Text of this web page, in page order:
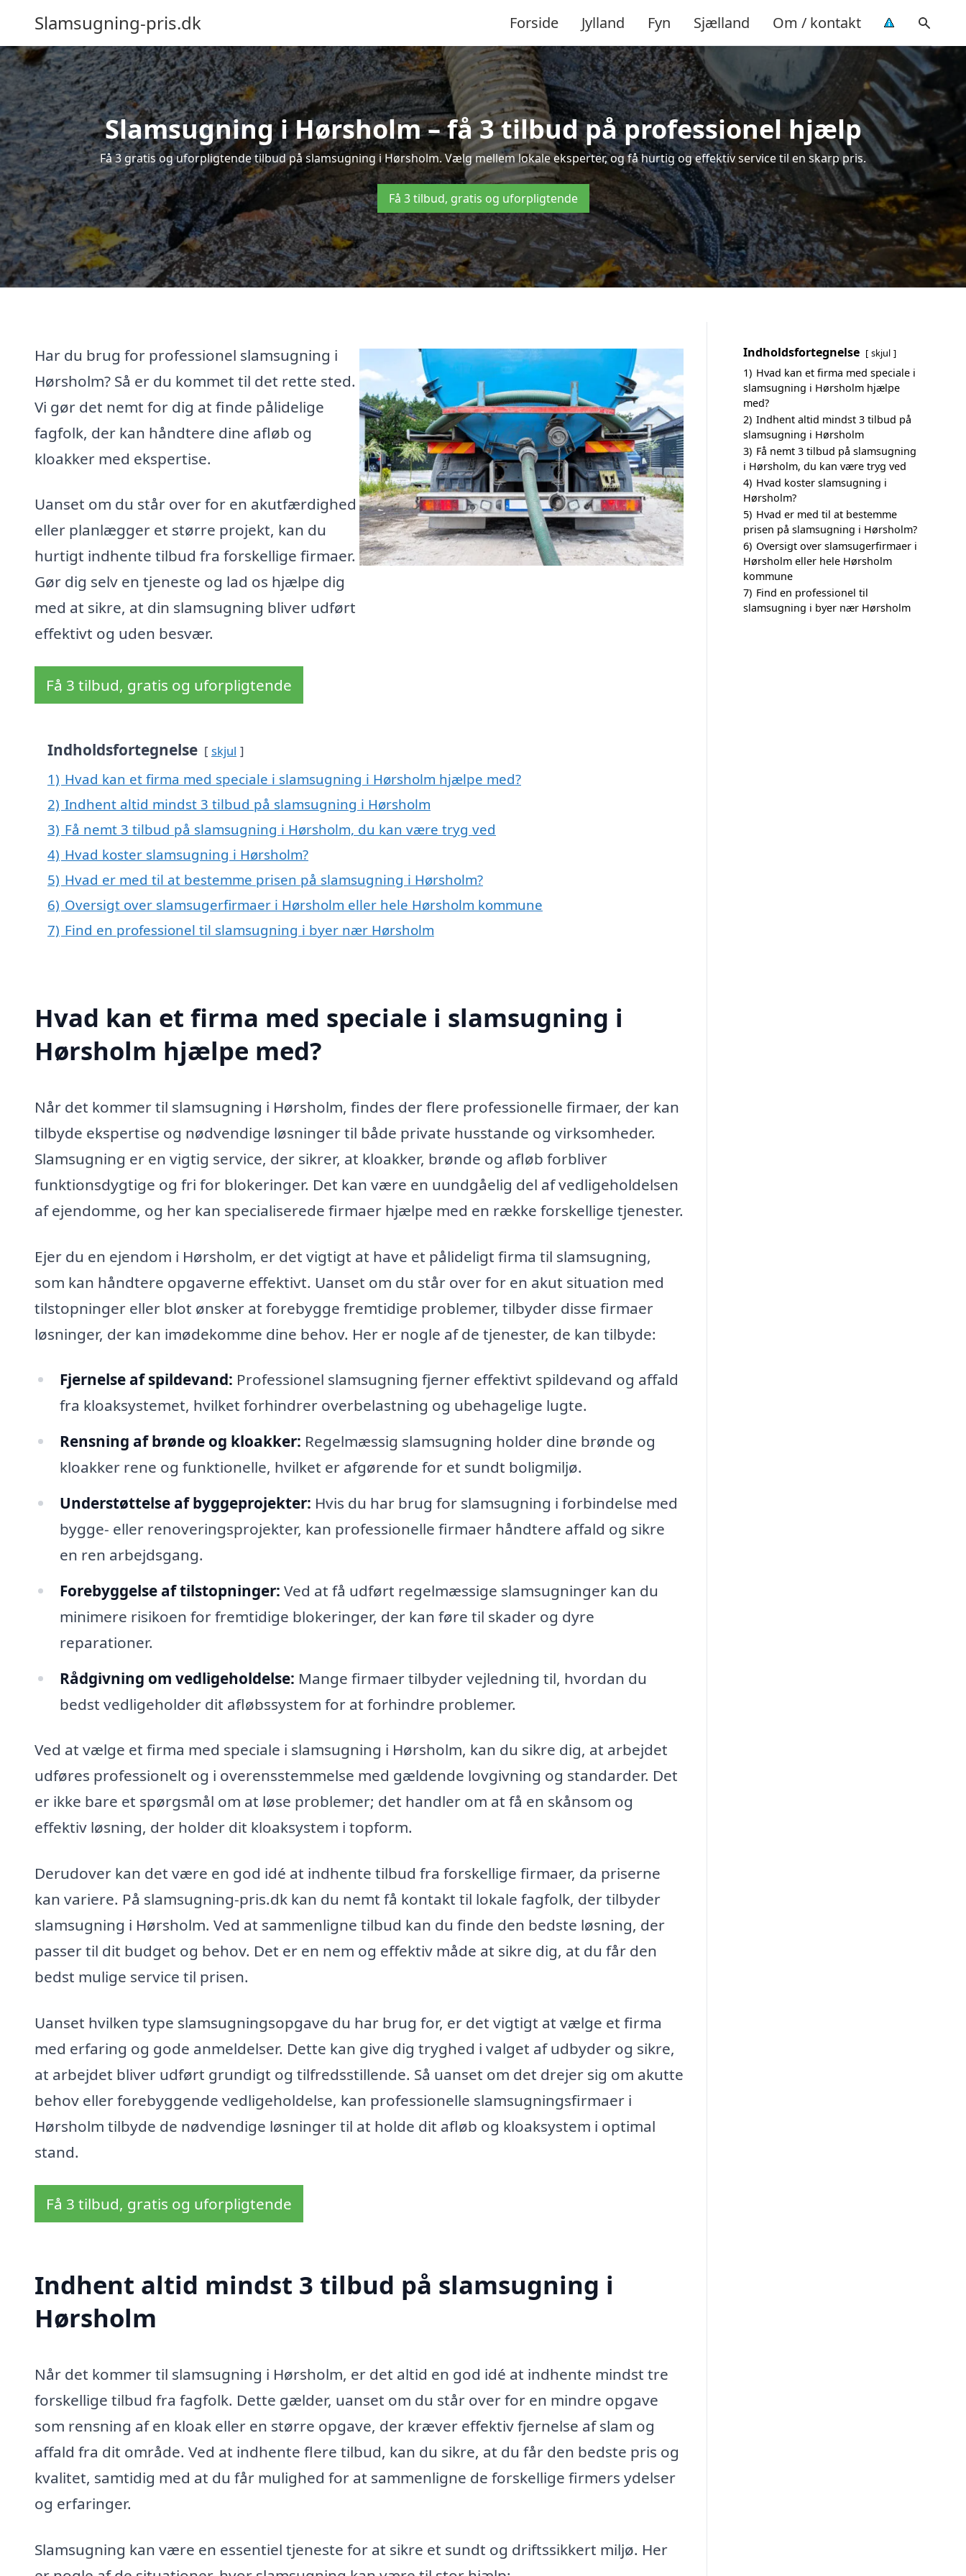
Slamsugning-pris.dk Forside Jylland Fyn Sjælland Om / kontakt
Slamsugning i Hørsholm – få 3 tilbud på professionel hjælp
Få 3 gratis og uforpligtende tilbud på slamsugning i Hørsholm. Vælg mellem lokale eksperter, og få hurtig og effektiv service til en skarp pris.
Få 3 tilbud, gratis og uforpligtende
Har du brug for professionel slamsugning i
Hørsholm? Så er du kommet til det rette sted.
Vi gør det nemt for dig at finde pålidelige
fagfolk, der kan håndtere dine afløb og
kloakker med ekspertise.
Uanset om du står over for en akutfærdighed
eller planlægger et større projekt, kan du
hurtigt indhente tilbud fra forskellige firmaer.
Gør dig selv en tjeneste og lad os hjælpe dig
med at sikre, at din slamsugning bliver udført
effektivt og uden besvær.
Få 3 tilbud, gratis og uforpligtende
Indholdsfortegnelse skjul
1) Hvad kan et firma med speciale i slamsugning i Hørsholm hjælpe med?
2) Indhent altid mindst 3 tilbud på slamsugning i Hørsholm
3) Få nemt 3 tilbud på slamsugning i Hørsholm, du kan være tryg ved
4) Hvad koster slamsugning i Hørsholm?
5) Hvad er med til at bestemme prisen på slamsugning i Hørsholm?
6) Oversigt over slamsugerfirmaer i Hørsholm eller hele Hørsholm kommune
7) Find en professionel til slamsugning i byer nær Hørsholm
Hvad kan et firma med speciale i slamsugning i
Hørsholm hjælpe med?
Når det kommer til slamsugning i Hørsholm, findes der flere professionelle firmaer, der kan
tilbyde ekspertise og nødvendige løsninger til både private husstande og virksomheder.
Slamsugning er en vigtig service, der sikrer, at kloakker, brønde og afløb forbliver
funktionsdygtige og fri for blokeringer. Det kan være en uundgåelig del af vedligeholdelsen
af ejendomme, og her kan specialiserede firmaer hjælpe med en række forskellige tjenester.
Ejer du en ejendom i Hørsholm, er det vigtigt at have et pålideligt firma til slamsugning,
som kan håndtere opgaverne effektivt. Uanset om du står over for en akut situation med
tilstopninger eller blot ønsker at forebygge fremtidige problemer, tilbyder disse firmaer
løsninger, der kan imødekomme dine behov. Her er nogle af de tjenester, de kan tilbyde:
Fjernelse af spildevand: Professionel slamsugning fjerner effektivt spildevand og affald
fra kloaksystemet, hvilket forhindrer overbelastning og ubehagelige lugte.
Rensning af brønde og kloakker: Regelmæssig slamsugning holder dine brønde og
kloakker rene og funktionelle, hvilket er afgørende for et sundt boligmiljø.
Understøttelse af byggeprojekter: Hvis du har brug for slamsugning i forbindelse med
bygge- eller renoveringsprojekter, kan professionelle firmaer håndtere affald og sikre
en ren arbejdsgang.
Forebyggelse af tilstopninger: Ved at få udført regelmæssige slamsugninger kan du
minimere risikoen for fremtidige blokeringer, der kan føre til skader og dyre
reparationer.
Rådgivning om vedligeholdelse: Mange firmaer tilbyder vejledning til, hvordan du
bedst vedligeholder dit afløbssystem for at forhindre problemer.
Ved at vælge et firma med speciale i slamsugning i Hørsholm, kan du sikre dig, at arbejdet
udføres professionelt og i overensstemmelse med gældende lovgivning og standarder. Det
er ikke bare et spørgsmål om at løse problemer; det handler om at få en skånsom og
effektiv løsning, der holder dit kloaksystem i topform.
Derudover kan det være en god idé at indhente tilbud fra forskellige firmaer, da priserne
kan variere. På slamsugning-pris.dk kan du nemt få kontakt til lokale fagfolk, der tilbyder
slamsugning i Hørsholm. Ved at sammenligne tilbud kan du finde den bedste løsning, der
passer til dit budget og behov. Det er en nem og effektiv måde at sikre dig, at du får den
bedst mulige service til prisen.
Uanset hvilken type slamsugningsopgave du har brug for, er det vigtigt at vælge et firma
med erfaring og gode anmeldelser. Dette kan give dig tryghed i valget af udbyder og sikre,
at arbejdet bliver udført grundigt og tilfredsstillende. Så uanset om det drejer sig om akutte
behov eller forebyggende vedligeholdelse, kan professionelle slamsugningsfirmaer i
Hørsholm tilbyde de nødvendige løsninger til at holde dit afløb og kloaksystem i optimal
stand.
Få 3 tilbud, gratis og uforpligtende
Indhent altid mindst 3 tilbud på slamsugning i
Hørsholm
Når det kommer til slamsugning i Hørsholm, er det altid en god idé at indhente mindst tre
forskellige tilbud fra fagfolk. Dette gælder, uanset om du står over for en mindre opgave
som rensning af en kloak eller en større opgave, der kræver effektiv fjernelse af slam og
affald fra dit område. Ved at indhente flere tilbud, kan du sikre, at du får den bedste pris og
kvalitet, samtidig med at du får mulighed for at sammenligne de forskellige firmers ydelser
og erfaringer.
Slamsugning kan være en essentiel tjeneste for at sikre et sundt og driftssikkert miljø. Her
Indholdsfortegnelse skjul
1) Hvad kan et firma med speciale i
slamsugning i Hørsholm hjælpe
med?
2) Indhent altid mindst 3 tilbud på
slamsugning i Hørsholm
3) Få nemt 3 tilbud på slamsugning
i Hørsholm, du kan være tryg ved
4) Hvad koster slamsugning i
Hørsholm?
5) Hvad er med til at bestemme
prisen på slamsugning i Hørsholm?
6) Oversigt over slamsugerfirmaer i
Hørsholm eller hele Hørsholm
kommune
7) Find en professionel til
slamsugning i byer nær Hørsholm